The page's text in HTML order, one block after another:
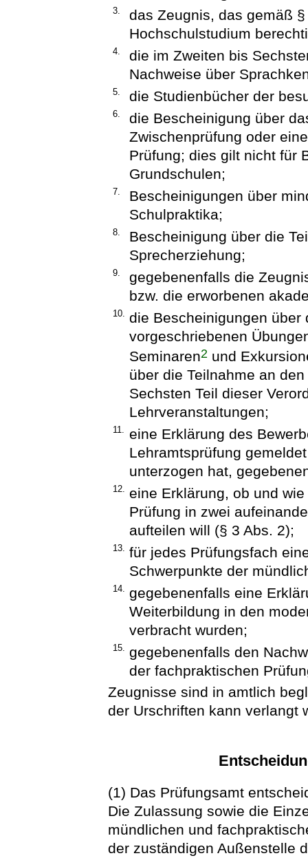
3.
das Zeugnis, das gemäß
Hochschulstudium
4.
die im Zweiten bis
Nachweise über
5. die Studienbücher der
6.
die Bescheinigung über
Zwischenprüfung oder
Prüfung; dies gilt nicht für
Grundschulen;
7.
Bescheinigungen über
Schulpraktika;
8.
Bescheinigung über die
Sprecherziehung;
9.
gegebenenfalls die
bzw. die erworbenen
10. die Bescheinigungen über
vorgeschriebenen
Seminaren2und
über die Teilnahme an
Sechsten Teil dieser
Lehrveranstaltungen;
11. eine Erklärung des
Lehramtsprüfung
unterzogen hat,
12. eine Erklärung, ob und
Prüfung in zwei
aufteilen will (§ 3 Abs. 2);
13. für jedes Prüfungsfach
Schwerpunkte der
14. gegebenenfalls eine
Weiterbildung in den
verbracht wurden;
15. gegebenenfalls den
der fachpraktischen
Zeugnisse sind in amtlich
der Urschriften kann verlangt
(1) Das Prüfungsamt
Die Zulassung sowie die
mündlichen und
der zuständigen Außenstelle